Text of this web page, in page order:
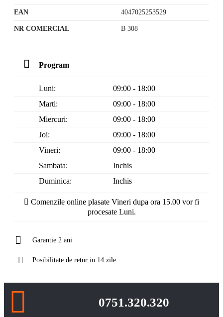
EAN 4047025253529
NR COMERCIAL B 308
Program
Luni:
09:00 - 18:00
Marti:
09:00 - 18:00
Miercuri:
09:00 - 18:00
Joi:
09:00 - 18:00
Vineri:
09:00 - 18:00
Sambata:
Inchis
Duminica:
Inchis
Comenzile online plasate Vineri dupa ora 15.00 vor fi
procesate Luni.
Garantie 2 ani
Posibilitate de retur in 14 zile
0751.320.320